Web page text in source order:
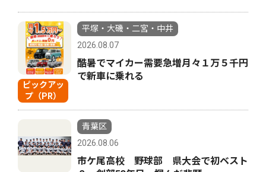
ピックアッ
プ（PR）
平塚・大磯・二宮・中井
2026.08.07
酷暑でマイカー需要急増月々１万５千円
で新車に乗れる
青葉区
2026.08.06
市ケ尾高校 野球部 県大会で初ベスト